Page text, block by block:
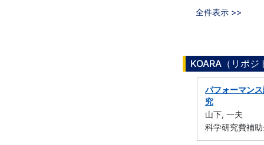
全件表示 >>
KOARA（リポ
パフォーマン
究
山下, 一夫
科学研究費補